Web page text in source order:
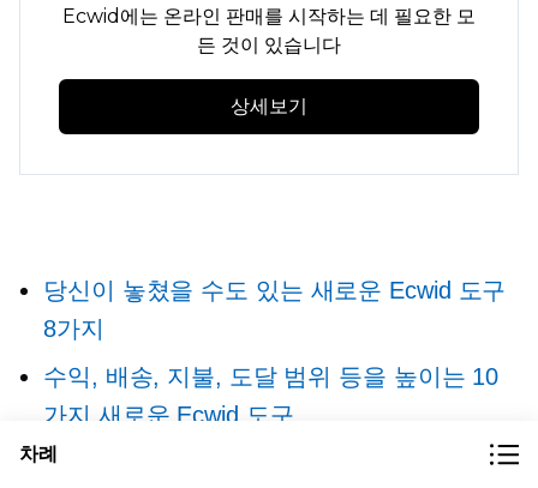
Ecwid에는 온라인 판매를 시작하는 데 필요한 모
든 것이 있습니다
상세보기
당신이 놓쳤을 수도 있는 새로운 Ecwid 도구
8가지
수익, 배송, 지불, 도달 범위 등을 높이는 10
가지 새로운 Ecwid 도구
소셜 판매, 결제 및 매장 디자인을 업그레이
차례